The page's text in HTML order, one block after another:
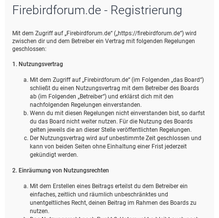
Firebirdforum.de - Registrierung
Mit dem Zugriff auf „Firebirdforum.de“ („https://firebirdforum.de“) wird
zwischen dir und dem Betreiber ein Vertrag mit folgenden Regelungen
geschlossen:
1. Nutzungsvertrag
Mit dem Zugriff auf „Firebirdforum.de“ (im Folgenden „das Board“)
schließt du einen Nutzungsvertrag mit dem Betreiber des Boards
ab (im Folgenden „Betreiber“) und erklärst dich mit den
nachfolgenden Regelungen einverstanden.
Wenn du mit diesen Regelungen nicht einverstanden bist, so darfst
du das Board nicht weiter nutzen. Für die Nutzung des Boards
gelten jeweils die an dieser Stelle veröffentlichten Regelungen.
Der Nutzungsvertrag wird auf unbestimmte Zeit geschlossen und
kann von beiden Seiten ohne Einhaltung einer Frist jederzeit
gekündigt werden.
2. Einräumung von Nutzungsrechten
Mit dem Erstellen eines Beitrags erteilst du dem Betreiber ein
einfaches, zeitlich und räumlich unbeschränktes und
unentgeltliches Recht, deinen Beitrag im Rahmen des Boards zu
nutzen.